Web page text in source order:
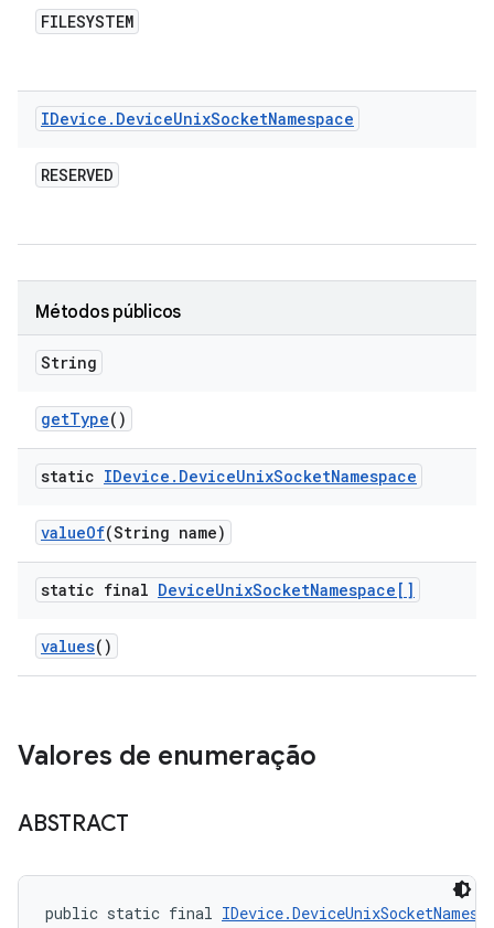
FILESYSTEM
IDevice . DeviceUnixSocketNamespace
RESERVED
Métodos públicos
String
getType()
static IDevice . DeviceUnixSocketNamespace
valueOf(String name)
static final DeviceUnixSocketNamespace[]
values()
Valores de enumeração
ABSTRACT
public static final